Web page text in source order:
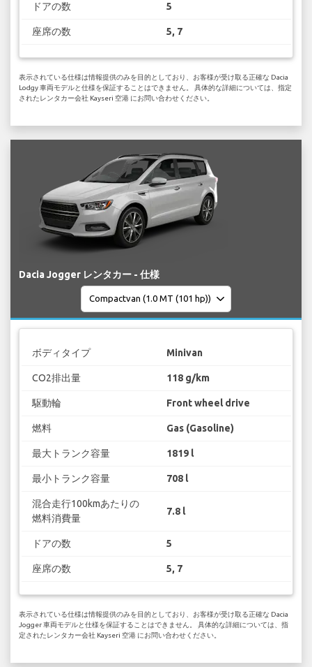
ドアの数 5
座席の数 5, 7
表示されている仕様は情報提供のみを目的としており、お客様が受け取る正確な Dacia
Lodgy 車両モデルと仕様を保証することはできません。 具体的な詳細については、指定
されたレンタカー会社 Kayseri 空港 にお問い合わせください。
Dacia Jogger レンタカー - 仕様
ボディタイプ Minivan
CO2排出量 118 g/km
駆動輪 Front wheel drive
燃料 Gas (Gasoline)
最大トランク容量 1819 l
最小トランク容量 708 l
混合走行100kmあたりの
燃料消費量
7.8 l
ドアの数 5
座席の数 5, 7
表示されている仕様は情報提供のみを目的としており、お客様が受け取る正確な Dacia
Jogger 車両モデルと仕様を保証することはできません。 具体的な詳細については、指
定されたレンタカー会社 Kayseri 空港 にお問い合わせください。